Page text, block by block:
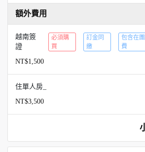
額外費用
越南簽
證
必須購
買
訂金同
繳
包含在團
費
NT$1,500
住單人房_
NT$3,500